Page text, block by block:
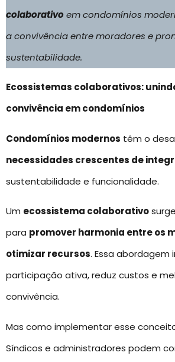
colaborativoem condomínios
a convivência entre moradores e
sustentabilidade.
Ecossistemas colaborativos:
convivência em condomínios
Condomínios modernos têm o
necessidades crescentes de
sustentabilidade e funcionalidade.
Um ecossistema colaborativo
para promover harmonia entre os
otimizar recursos. Essa abordagem
participação ativa, reduz custos e
convivência.
Mas como implementar esse
Síndicos e administradores podem